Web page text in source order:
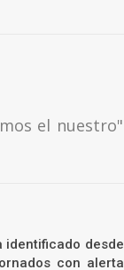
el nuestro"
identificado desde
con alerta